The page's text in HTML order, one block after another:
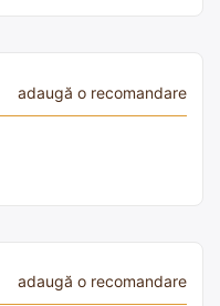
adaugă o recomandare
adaugă o recomandare